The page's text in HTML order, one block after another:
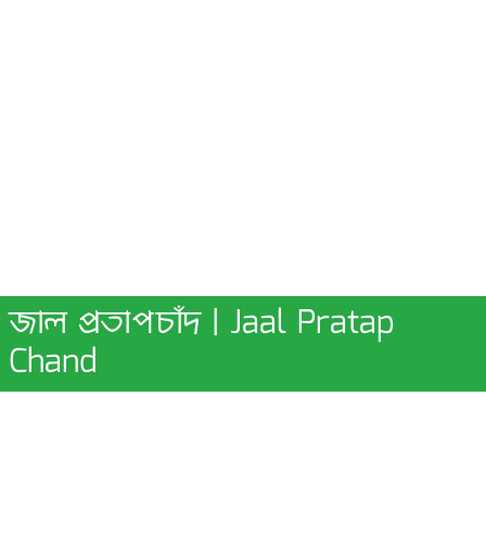
জাল প্রতাপচাঁদ | Jaal Pratap
Chand